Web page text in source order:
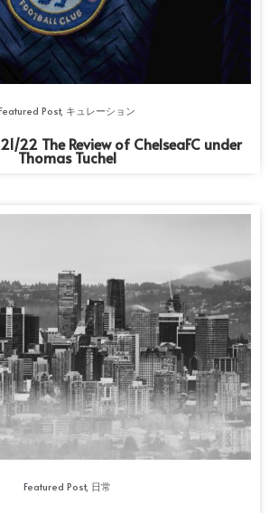
Post, キュレーション
21/22 The Review of ChelseaFC under
Thomas Tuchel
Featured Post, 日常